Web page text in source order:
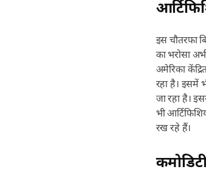
इस चौतरफा
का भरोसा
अमेरिका
रहा है। इसमें
जा रहा है।
भी
रख रहे हैं।